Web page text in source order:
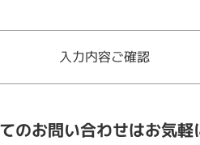
入力内容ご確認
のお問い合わせはお気